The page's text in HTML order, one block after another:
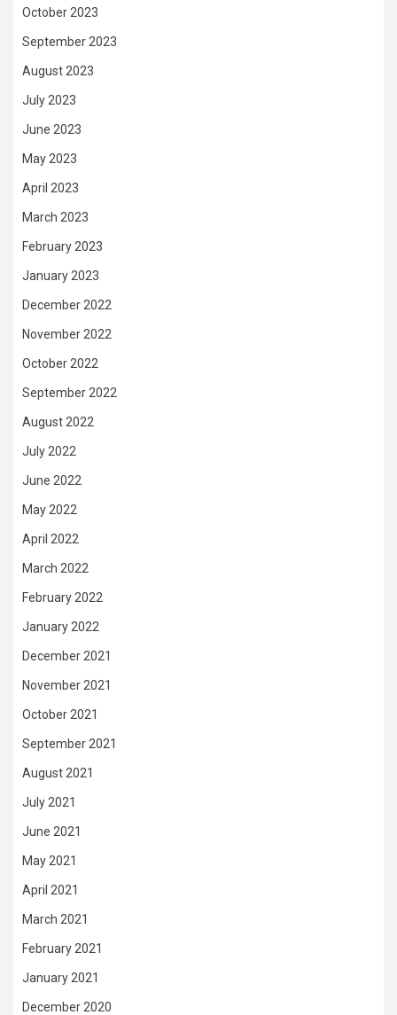
October 2023
September 2023
August 2023
July 2023
June 2023
May 2023
April 2023
March 2023
February 2023
January 2023
December 2022
November 2022
October 2022
September 2022
August 2022
July 2022
June 2022
May 2022
April 2022
March 2022
February 2022
January 2022
December 2021
November 2021
October 2021
September 2021
August 2021
July 2021
June 2021
May 2021
April 2021
March 2021
February 2021
January 2021
December 2020